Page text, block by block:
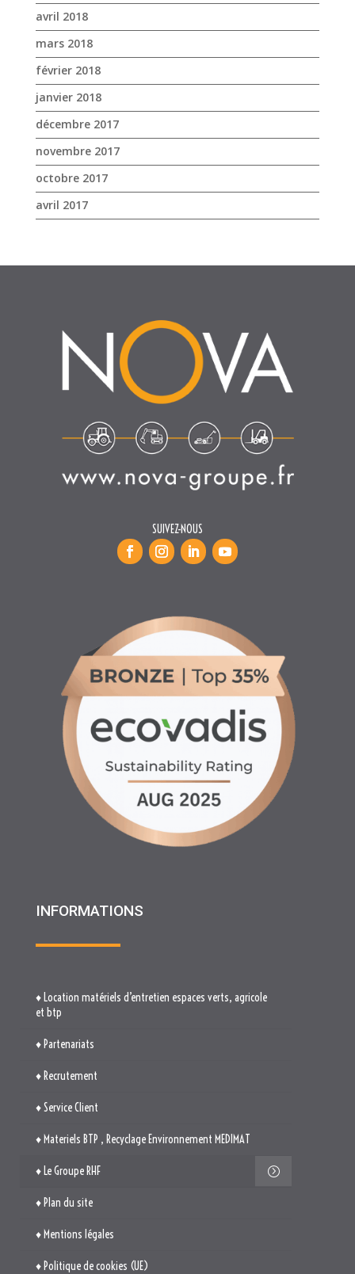
avril 2018
mars 2018
février 2018
janvier 2018
décembre 2017
novembre 2017
octobre 2017
avril 2017
SUIVEZ-NOUS
INFORMATIONS
♦ Location matériels d’entretien espaces verts, agricole
et btp
♦ Partenariats
♦ Recrutement
♦ Service Client
♦ Materiels BTP , Recyclage Environnement MEDIMAT
♦ Le Groupe RHF
♦ Plan du site
♦ Mentions légales
♦ Politique de cookies (UE)